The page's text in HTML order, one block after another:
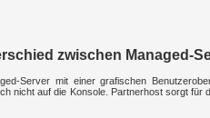
zwischen Managed-
Server mit einer grafischen
nicht auf die Konsole. Partnerhost sorgt für